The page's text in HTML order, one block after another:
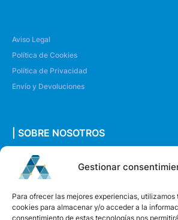
Gestionar
Para ofrecer las mejores experiencias,
cookies para almacenar y/o acceder a la
consentimiento de estas tecnologías nos
Aviso Legal
Política de Cookies
Política de Privacidad
Envío y Devoluciones
| SOBRE NOSOTROS
Quiénes somos
Envíanos un mensaje